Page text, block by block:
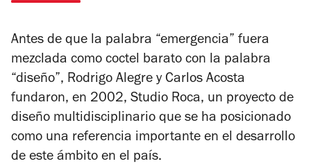
Antes de que la palabra “emergencia” fuera
mezclada como coctel barato con la palabra
“diseño”, Rodrigo Alegre y Carlos Acosta
fundaron, en 2002, Studio Roca, un proyecto de
diseño multidisciplinario que se ha posicionado
como una referencia importante en el desarrollo
de este ámbito en el país.